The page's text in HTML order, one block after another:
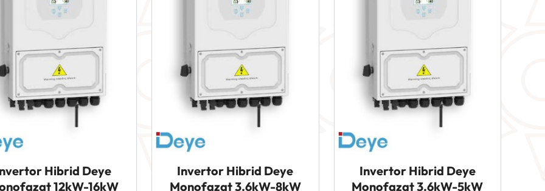
Hibrid Deye
12kW-16kW
Invertor Hibrid Deye
Monofazat 3.6kW-8kW
Invertor Hibrid Deye
Monofazat 3.6kW-5kW